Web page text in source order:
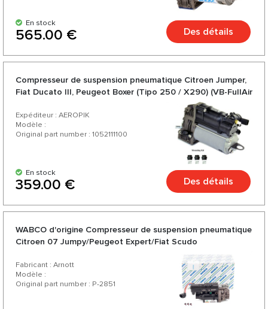
En stock
565.00 € Des détails
Compresseur de suspension pneumatique Citroen Jumper,
Fiat Ducato III, Peugeot Boxer (Tipo 250 / X290) (VB-FullAir
Expéditeur : AEROPIK
Modèle :
Original part number : 1052111100
En stock
359.00 € Des détails
WABCO d'origine Compresseur de suspension pneumatique
Citroen 07 Jumpy/Peugeot Expert/Fiat Scudo
Fabricant : Arnott
Modèle :
Original part number : P-2851